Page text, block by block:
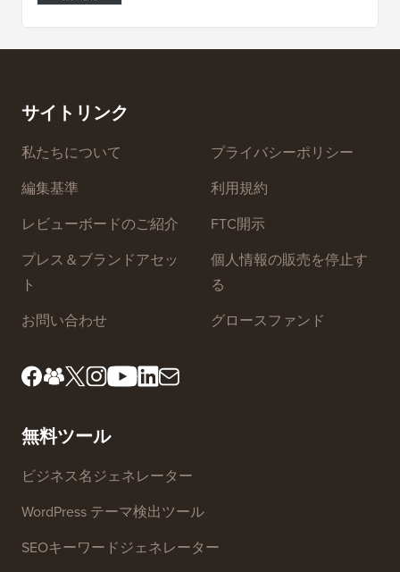
サイトリンク
私たちについて
編集基準
レビューボードのご紹介
プレス＆ブランドアセッ
ト
お問い合わせ
プライバシーポリシー
利用規約
FTC開示
個人情報の販売を停止す
る
グロースファンド
無料ツール
ビジネス名ジェネレーター
WordPress テーマ検出ツール
SEOキーワードジェネレーター